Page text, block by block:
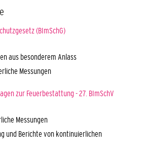
(BImSchG)
aus besonderem Anlass
Messungen
zur Feuerbestattung - 27. BImSchV
Messungen
und Berichte von kontinuierlichen